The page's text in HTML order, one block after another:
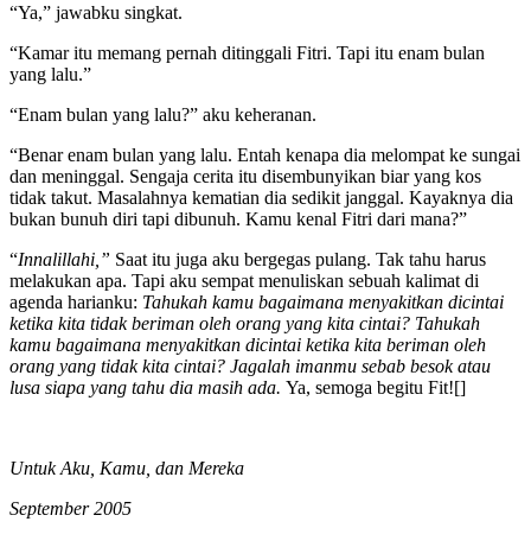
“Ya,” jawabku singkat.
“Kamar itu memang pernah ditinggali Fitri. Tapi itu enam bulan
yang lalu.”
“Enam bulan yang lalu?” aku keheranan.
“Benar enam bulan yang lalu. Entah kenapa dia melompat ke sungai
dan meninggal. Sengaja cerita itu disembunyikan biar yang kos
tidak takut. Masalahnya kematian dia sedikit janggal. Kayaknya dia
bukan bunuh diri tapi dibunuh. Kamu kenal Fitri dari mana?”
“Innalillahi,” Saat itu juga aku bergegas pulang. Tak tahu harus
melakukan apa. Tapi aku sempat menuliskan sebuah kalimat di
agenda harianku: Tahukah kamu bagaimana menyakitkan dicintai
ketika kita tidak beriman oleh orang yang kita cintai? Tahukah
kamu bagaimana menyakitkan dicintai ketika kita beriman oleh
orang yang tidak kita cintai? Jagalah imanmu sebab besok atau
lusa siapa yang tahu dia masih ada. Ya, semoga begitu Fit![]
Untuk Aku, Kamu, dan Mereka
September 2005